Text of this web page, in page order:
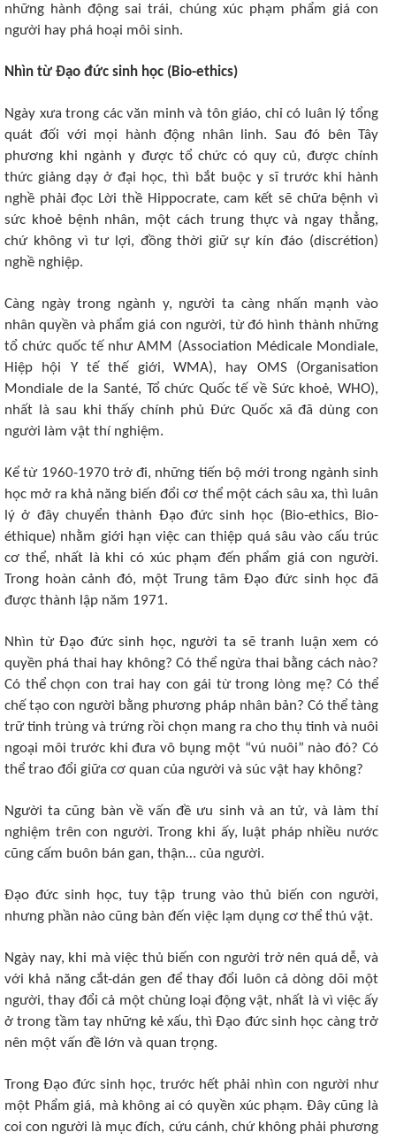
những hành động sai trái, chúng xúc phạm phẩm giá con
người hay phá hoại môi sinh.
Nhìn từ Đạo đức sinh học (Bio-ethics)
Ngày xưa trong các văn minh và tôn giáo, chỉ có luân lý tổng
quát đối với mọi hành động nhân linh. Sau đó bên Tây
phương khi ngành y được tổ chức có quy củ, được chính
thức giảng dạy ở đại học, thì bắt buộc y sĩ trước khi hành
nghề phải đọc Lời thề Hippocrate, cam kết sẽ chữa bệnh vì
sức khoẻ bệnh nhân, một cách trung thực và ngay thẳng,
chứ không vì tư lợi, đồng thời giữ sự kín đáo (discrétion)
nghề nghiệp.
Càng ngày trong ngành y, người ta càng nhấn mạnh vào
nhân quyền và phẩm giá con người, từ đó hình thành những
tổ chức quốc tế như AMM (Association Médicale Mondiale,
Hiệp hội Y tế thế giới, WMA), hay OMS (Organisation
Mondiale de la Santé, Tổ chức Quốc tế về Sức khoẻ, WHO),
nhất là sau khi thấy chính phủ Đức Quốc xã đã dùng con
người làm vật thí nghiệm.
Kể từ 1960-1970 trở đi, những tiến bộ mới trong ngành sinh
học mở ra khả năng biến đổi cơ thể một cách sâu xa, thì luân
lý ở đây chuyển thành Đạo đức sinh học (Bio-ethics, Bio-
éthique) nhằm giới hạn việc can thiệp quá sâu vào cấu trúc
cơ thể, nhất là khi có xúc phạm đến phẩm giá con người.
Trong hoàn cảnh đó, một Trung tâm Đạo đức sinh học đã
được thành lập năm 1971.
Nhìn từ Đạo đức sinh học, người ta sẽ tranh luận xem có
quyền phá thai hay không? Có thể ngừa thai bằng cách nào?
Có thể chọn con trai hay con gái từ trong lòng mẹ? Có thể
chế tạo con người bằng phương pháp nhân bản? Có thể tàng
trữ tinh trùng và trứng rồi chọn mang ra cho thụ tinh và nuôi
ngoại môi trước khi đưa vô bụng một “vú nuôi” nào đó? Có
thể trao đổi giữa cơ quan của người và súc vật hay không?
Người ta cũng bàn về vấn đề ưu sinh và an tử, và làm thí
nghiệm trên con người. Trong khi ấy, luật pháp nhiều nước
cũng cấm buôn bán gan, thận… của người.
Đạo đức sinh học, tuy tập trung vào thủ biến con người,
nhưng phần nào cũng bàn đến việc lạm dụng cơ thể thú vật.
Ngày nay, khi mà việc thủ biến con người trở nên quá dễ, và
với khả năng cắt-dán gen để thay đổi luôn cả dòng dõi một
người, thay đổi cả một chủng loại động vật, nhất là vì việc ấy
ở trong tầm tay những kẻ xấu, thì Đạo đức sinh học càng trở
nên một vấn đề lớn và quan trọng.
Trong Đạo đức sinh học, trước hết phải nhìn con người như
một Phẩm giá, mà không ai có quyền xúc phạm. Đây cũng là
coi con người là mục đích, cứu cánh, chứ không phải phương